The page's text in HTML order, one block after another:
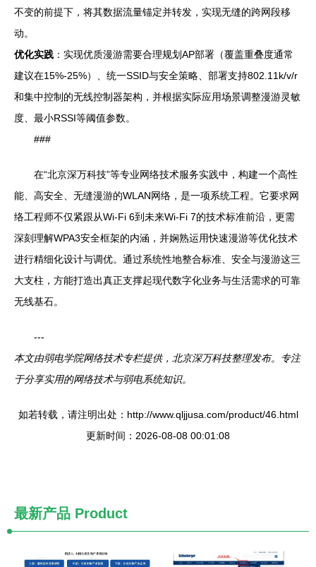
不变的前提下，将其数据流量锚定并转发，实现无缝的跨网段移
动。
优化实践 ：实现优质漫游需要合理规划AP部署（覆盖重叠度通常
建议在15%-25%）、统一SSID与安全策略、部署支持802.11k/v/r
和集中控制的无线控制器架构，并根据实际应用场景调整漫游灵敏
度、最小RSSI等阈值参数。
###
在“北京深万科技”等专业网络技术服务实践中，构建一个高性
能、高安全、无缝漫游的WLAN网络，是一项系统工程。它要求网
络工程师不仅紧跟从Wi-Fi 6到未来Wi-Fi 7的技术标准前沿，更需
深刻理解WPA3安全框架的内涵，并娴熟运用快速漫游等优化技术
进行精细化设计与调优。通过系统性地整合标准、安全与漫游这三
大支柱，方能打造出真正支撑起现代数字化业务与生活需求的可靠
无线基石。
---
本文由弱电学院网络技术专栏提供，北京深万科技整理发布。专注
于分享实用的网络技术与弱电系统知识。
如若转载，请注明出处：http://www.qljjusa.com/product/46.html
更新时间：2026-08-08 00:01:08
最新产品 Product